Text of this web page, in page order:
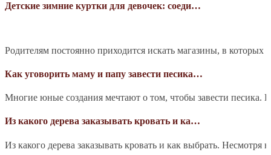
Детские зимние куртки для девочек: соеди…
Родителям постоянно приходится искать магазины, в
Как уговорить маму и папу завести песика…
Многие юные создания мечтают о том, чтобы завести песика.
Из какого дерева заказывать кровать и ка…
Из какого дерева заказывать кровать и как выбрать.